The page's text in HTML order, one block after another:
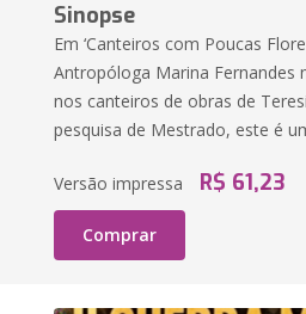
Sinopse
Em ‘Canteiros com Poucas
Antropóloga Marina Fernandes
nos canteiros de obras de
pesquisa de Mestrado, este é
Versão impressa R$ 61,23
Comprar